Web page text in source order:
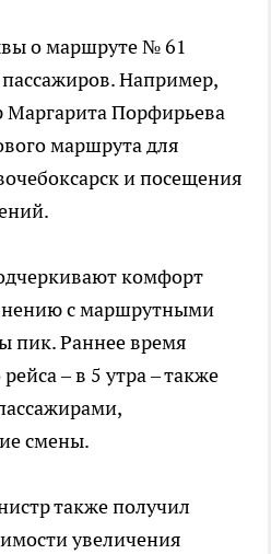
о маршруте № 61
Например,
Маргарита Порфирьева
маршрута для
и посещения
комфорт
с маршрутными
пик. Раннее время
– в 5 утра – также
смены.
также получил
увеличения